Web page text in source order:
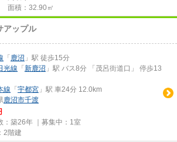
面積：32.90㎡
アップル
「 鹿沼 」駅 徒歩15分
光線 「 新鹿沼 」駅 バス8分 「茂呂街道口」 停歩13
線 「 宇都宮 」駅 車24分 12.0km
鹿沼市千渡
：築26年 ｜募集中： 1室
2階建